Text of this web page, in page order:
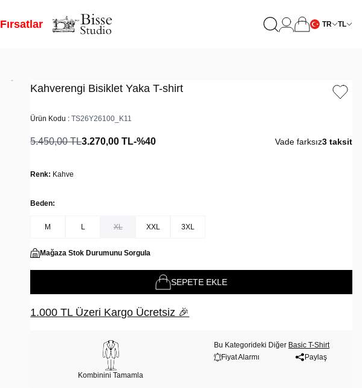
Fırsatlar TR TL
Kahverengi Bisiklet Yaka T-shirt
Ürün Kodu :TS26Y26100_K11
5.450,00TL3.270,00 TL-%40 Vade farksız3 taksit
Renk: Kahve
Beden:
M L XL XXL 3XL
Mağaza Stok Durumunu Sorgula
SEPETE EKLE
1.000 TL Üzeri Kargo Ücretsiz 🎉
Kombinini Tamamla
Bu Kategorideki Diğer Basic T-Shirt
Fiyat Alarmı
Paylaş